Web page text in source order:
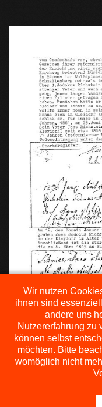
Wir nutzen
ihnen sind
andere uns
Nutzererfahrung zu
können selbst
möchten. Bitte
womöglich nicht